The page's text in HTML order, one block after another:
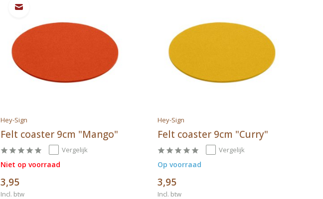
Hey-Sign
Felt coaster 9cm "Mango"
Vergelijk
Niet op voorraad
3,95
Incl. btw
Hey-Sign
Felt coaster 9cm "Curry"
Vergelijk
Op voorraad
3,95
Incl. btw